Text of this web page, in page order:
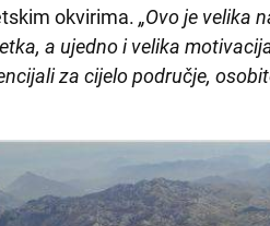
okvirima.„Ovo je velika
a ujedno i velika
za cijelo područje,